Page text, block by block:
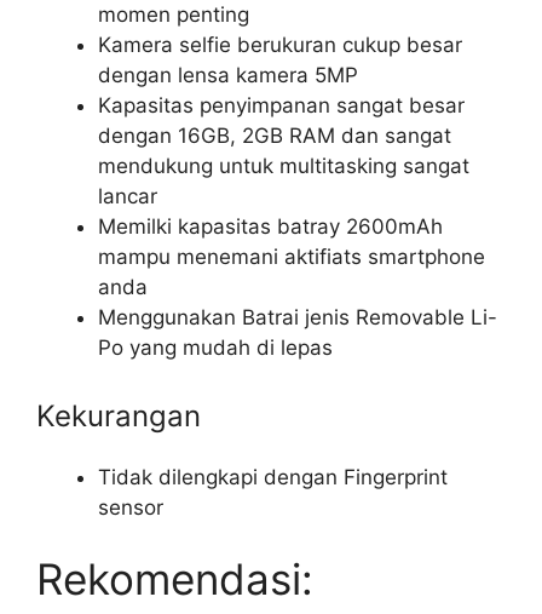
momen penting
Kamera selfie berukuran cukup besar
dengan lensa kamera 5MP
Kapasitas penyimpanan sangat besar
dengan 16GB, 2GB RAM dan sangat
mendukung untuk multitasking sangat
lancar
Memilki kapasitas batray 2600mAh
mampu menemani aktifiats smartphone
anda
Menggunakan Batrai jenis Removable Li-
Po yang mudah di lepas
Kekurangan
Tidak dilengkapi dengan Fingerprint
sensor
Rekomendasi: